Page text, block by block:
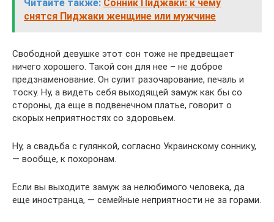
Читайте также: Сонник Пиджаки: к чему
снятся Пиджаки женщине или мужчине
Свободной девушке этот сон тоже не предвещает
ничего хорошего. Такой сон для нее – не доброе
предзнаменование. Он сулит разочарование, печаль и
тоску. Ну, а видеть себя выходящей замуж как бы со
стороны, да еще в подвенечном платье, говорит о
скорых неприятностях со здоровьем.
Ну, а свадьба с гулянкой, согласно Украинскому соннику,
— вообще, к похоронам.
Если вы выходите замуж за нелюбимого человека, да
еще иностранца, — семейные неприятности не за горами.